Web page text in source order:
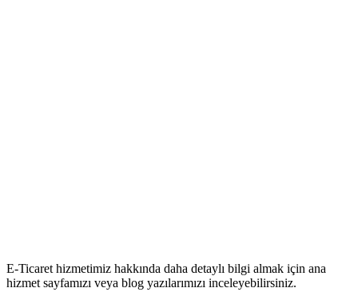
E-Ticaret hizmetimiz hakkında daha detaylı bilgi almak için ana
hizmet sayfamızı veya blog yazılarımızı inceleyebilirsiniz.